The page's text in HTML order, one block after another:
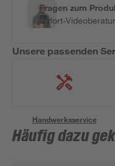
Fragen zum
Sofort-
Unsere passenden
Handwerksservice
Häufig dazu